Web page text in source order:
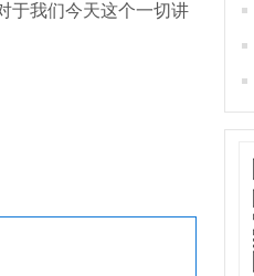
我们今天这个一切讲